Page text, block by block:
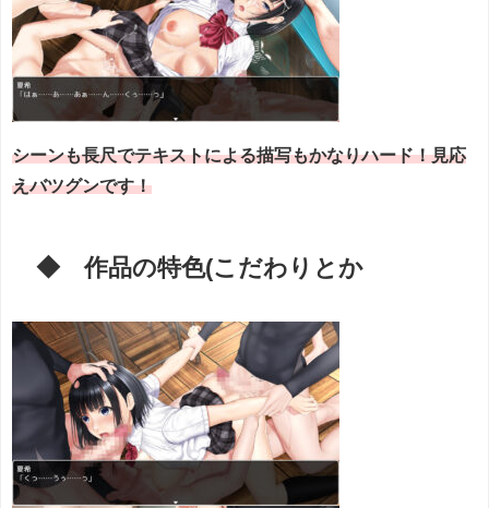
シーンも長尺でテキストによる描写もかなりハード！見応
えバツグンです！
◆ 作品の特色(こだわりとか